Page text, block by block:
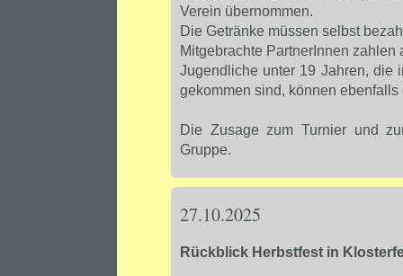
Verein übernommen.
Die Getränke müssen selbst
Mitgebrachte PartnerInnen zahlen
Jugendliche unter 19 Jahren, die
gekommen sind, können ebenfalls
Die Zusage zum Turnier und
Gruppe.
27.10.2025
Rückblick Herbstfest in